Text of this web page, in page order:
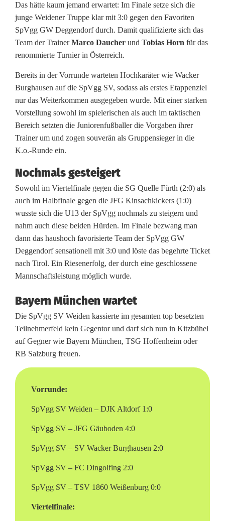
n
B
a
e
r
n
M
n
c
h
e
n
u
n
d
R
B
S
Das hätte kaum jemand erwartet: Im Finale setze sich die
junge Weidener Truppe klar mit 3:0 gegen den Favoriten
SpVgg GW Deggendorf durch. Damit qualifizierte sich das
Team der TrainerMarco Daucher und Tobias Horn für das
renommierte Turnier in Österreich.
Bereits in der Vorrunde warteten Hochkaräter wie Wacker
Burghausen auf die SpVgg SV, sodass als erstes Etappenziel
nur das Weiterkommen ausgegeben wurde. Mit einer starken
Vorstellung sowohl im spielerischen als auch im taktischen
Bereich setzten die Juniorenfußballer die Vorgaben ihrer
Trainer um und zogen souverän als Gruppensieger in die
K.o.-Runde ein.
Nochmals gesteigert
Sowohl im Viertelfinale gegen die SG Quelle Fürth (2:0) als
auch im Halbfinale gegen die JFG Kinsachkickers (1:0)
wusste sich die U13 der SpVgg nochmals zu steigern und
nahm auch diese beiden Hürden. Im Finale bezwang man
dann das haushoch favorisierte Team der SpVgg GW
Deggendorf sensationell mit 3:0 und löste das begehrte Ticket
nach Tirol. Ein Riesenerfolg, der durch eine geschlossene
Mannschaftsleistung möglich wurde.
Bayern München wartet
Die SpVgg SV Weiden kassierte im gesamten top besetzten
Teilnehmerfeld kein Gegentor und darf sich nun in Kitzbühel
auf Gegner wie Bayern München, TSG Hoffenheim oder
RB Salzburg freuen.
Vorrunde:
SpVgg SV Weiden – DJK Altdorf 1:0
SpVgg SV – JFG Gäuboden 4:0
SpVgg SV – SV Wacker Burghausen 2:0
SpVgg SV – FC Dingolfing 2:0
SpVgg SV – TSV 1860 Weißenburg 0:0
Viertelfinale: